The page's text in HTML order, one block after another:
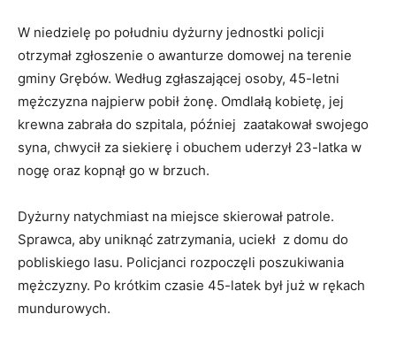
W niedzielę po południu dyżurny jednostki policji
otrzymał zgłoszenie o awanturze domowej na terenie
gminy Grębów. Według zgłaszającej osoby, 45-letni
mężczyzna najpierw pobił żonę. Omdlałą kobietę, jej
krewna zabrała do szpitala, później zaatakował swojego
syna, chwycił za siekierę i obuchem uderzył 23-latka w
nogę oraz kopnął go w brzuch.
Dyżurny natychmiast na miejsce skierował patrole.
Sprawca, aby uniknąć zatrzymania, uciekł z domu do
pobliskiego lasu. Policjanci rozpoczęli poszukiwania
mężczyzny. Po krótkim czasie 45-latek był już w rękach
mundurowych.